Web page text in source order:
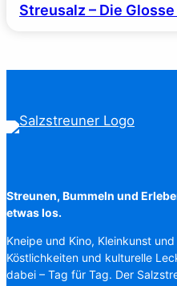
Streusalz – Die
Streunen, Bummeln und
etwas los.
Kneipe und Kino, Kleinkunst
Köstlichkeiten und kulturelle
dabei – Tag für Tag. Der